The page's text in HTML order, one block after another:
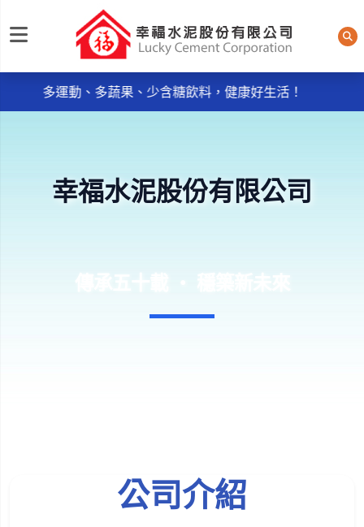
幸福水泥股份有限公司
每日規律運動30分鐘輕鬆做 天天我的餐盤6口訣餐餐吃，
多運動、多蔬果、少含糖飲料，健康好生活！
《品質政策》~ ● 服務週到：主動服務，消除客戶抱怨
每日規律運動30分鐘輕鬆做 天天我的餐盤6口訣餐餐吃，
幸福水泥股份有限公司
傳承五十載 ‧ 穩築新未來
公司介紹